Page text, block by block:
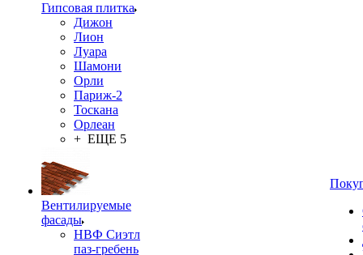
Гипсовая плитка
Дижон
Лион
Луара
Шамони
Орли
Париж-2
Тоскана
Орлеан
+ ЕЩЕ 5
Вентилируемые
фасады
НВФ Сиэтл
паз-гребень